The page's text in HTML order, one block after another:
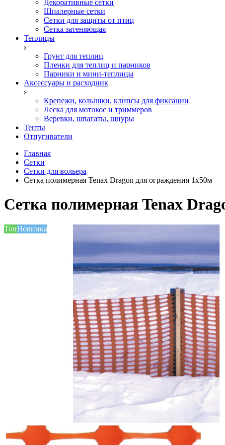
Декоративные сетки
Шпалерные сетки
Сетки для защиты от птиц
Сетка затеняющая
Теплицы
Грунт для теплиц
Пленки для теплиц и парников
Парники и мини-теплицы
Аксессуары и расходник
Крепежи, колышки, клипсы для фиксации
Леска для мотокос и триммеров
Веревки, шпагаты, шнуры
Тенты
Отпугиватели
Главная
Сетки
Сетки для вольера
Сетка полимерная Tenax Dragon для ограждения 1х50м
Сетка полимерная Tenax
ТопНовинка